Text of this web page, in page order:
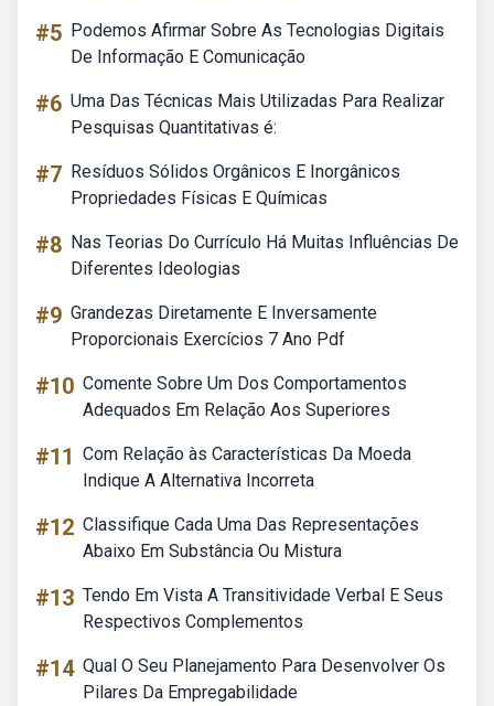
#5 Podemos Afirmar Sobre As Tecnologias Digitais
De Informação E Comunicação
#6 Uma Das Técnicas Mais Utilizadas Para Realizar
Pesquisas Quantitativas é:
#7 Resíduos Sólidos Orgânicos E Inorgânicos
Propriedades Físicas E Químicas
#8 Nas Teorias Do Currículo Há Muitas Influências De
Diferentes Ideologias
#9 Grandezas Diretamente E Inversamente
Proporcionais Exercícios 7 Ano Pdf
#10 Comente Sobre Um Dos Comportamentos
Adequados Em Relação Aos Superiores
#11 Com Relação às Características Da Moeda
Indique A Alternativa Incorreta
#12 Classifique Cada Uma Das Representações
Abaixo Em Substância Ou Mistura
#13 Tendo Em Vista A Transitividade Verbal E Seus
Respectivos Complementos
#14 Qual O Seu Planejamento Para Desenvolver Os
Pilares Da Empregabilidade